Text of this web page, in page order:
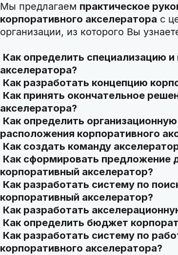
Мы предлагаем практическое
корпоративного акселератора с
организации, из которого Вы
Как определить специализацию
акселератора?
Как разработать концепцию
Как принять окончательное
акселератора?
Как определить
расположения корпоративного
Как создать команду
Как сформировать предложение
корпоративный акселератор?
Как разработать систему по
корпоративный акселератор?
Как разработать
Как определить бюджет
Как разработать систему по
корпоративного акселератора?